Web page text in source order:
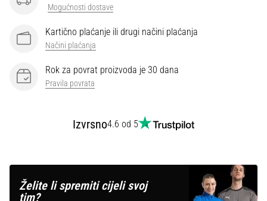
Mogućnosti dostave
Kartično plaćanje ili drugi načini plaćanja
Načini plaćanja
Rok za povrat proizvoda je 30 dana
Pravila povrata
Izvrsno4.6 od 5
Želite li spremiti cijeli svoj
tim?